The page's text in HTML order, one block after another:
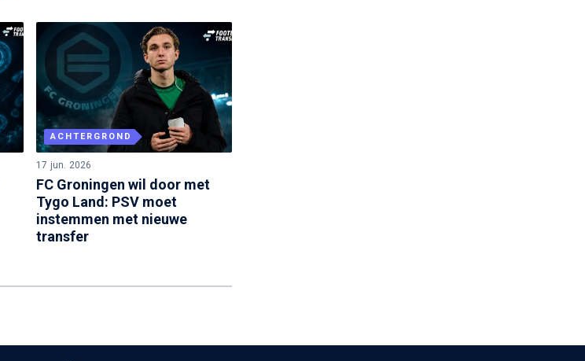
ACHTERGROND
17 jun. 2026
FC Groningen wil door met
Tygo Land: PSV moet
instemmen met nieuwe
transfer